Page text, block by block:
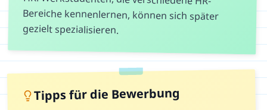
gezielt spezialisieren.
Tipps für die Bewerbung